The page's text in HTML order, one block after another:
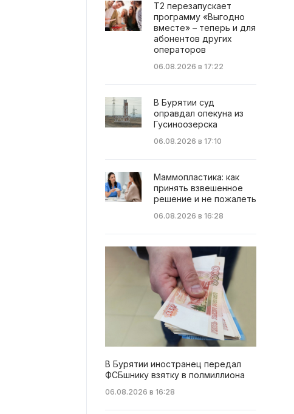
Т2 перезапускает
программу «Выгодно
вместе» – теперь и для
абонентов других
операторов
06.08.2026 в 17:22
В Бурятии суд
оправдал опекуна из
Гусиноозерска
06.08.2026 в 17:10
Маммопластика: как
принять взвешенное
решение и не пожалеть
06.08.2026 в 16:28
В Бурятии иностранец передал
ФСБшнику взятку в полмиллиона
06.08.2026 в 16:28